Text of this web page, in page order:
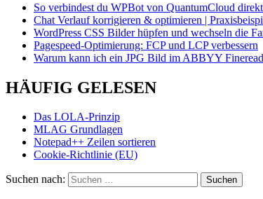
So verbindest du WPBot von QuantumCloud
Chat Verlauf korrigieren & optimieren |
WordPress CSS Bilder hüpfen und wechseln die
Pagespeed-Optimierung: FCP und LCP verbessern
Warum kann ich ein JPG Bild im ABBYY
HÄUFIG GELESEN
Das LOLA-Prinzip
MLAG Grundlagen
Notepad++ Zeilen sortieren
Cookie-Richtlinie (EU)
Suchen nach: